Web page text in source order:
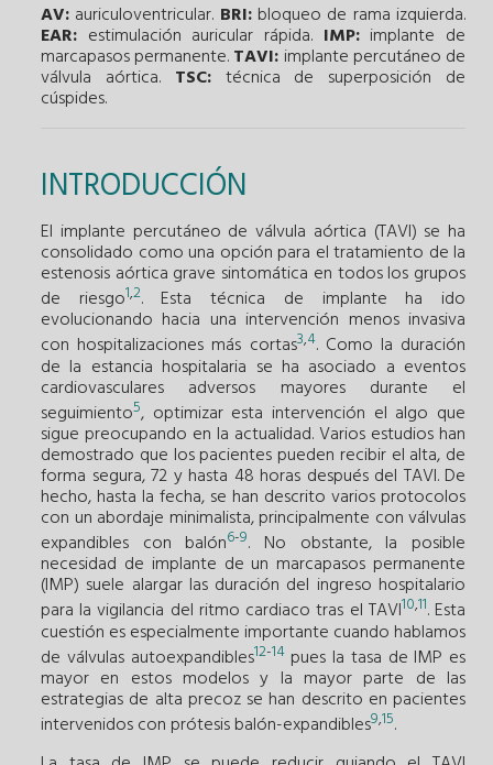
AV: auriculoventricular. BRI:bloqueo de rama izquierda.
EAR: estimulación auricular rápida. IMP:implante de
marcapasos permanente.TAVI: implante percutáneo de
válvula aórtica. TSC:técnica de superposición de
cúspides.
INTRODUCCIÓN
El implante percutáneo de válvula aórtica (TAVI) se ha
consolidado como una opción para el tratamiento de la
estenosis aórtica grave sintomática en todos los grupos
de riesgo1,2. Esta técnica de implante ha ido
evolucionando hacia una intervención menos invasiva
con hospitalizaciones más cortas3,4. Como la duración
de la estancia hospitalaria se ha asociado a eventos
cardiovasculares adversos mayores durante el
seguimiento5, optimizar esta intervención el algo que
sigue preocupando en la actualidad. Varios estudios han
demostrado que los pacientes pueden recibir el alta, de
forma segura, 72 y hasta 48 horas después del TAVI. De
hecho, hasta la fecha, se han descrito varios protocolos
con un abordaje minimalista, principalmente con válvulas
expandibles con balón6-9. No obstante, la posible
necesidad de implante de un marcapasos permanente
(IMP) suele alargar las duración del ingreso hospitalario
para la vigilancia del ritmo cardiaco tras el TAVI10,11. Esta
cuestión es especialmente importante cuando hablamos
de válvulas autoexpandibles12-14pues la tasa de IMP es
mayor en estos modelos y la mayor parte de las
estrategias de alta precoz se han descrito en pacientes
intervenidos con prótesis balón-expandibles9,15.